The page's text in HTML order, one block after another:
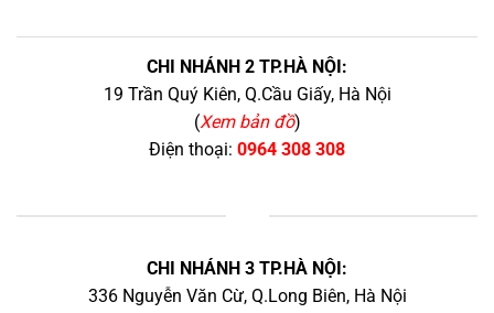
CHI NHÁNH 2 TP.HÀ NỘI:
19 Trần Quý Kiên, Q.Cầu Giấy, Hà Nội
(Xem bản đồ)
Điện thoại: 0964 308 308
CHI NHÁNH 3 TP.HÀ NỘI:
336 Nguyễn Văn Cừ, Q.Long Biên, Hà Nội